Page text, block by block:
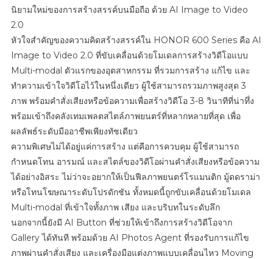
แท่น
600
AI
Friend
นิยามใหม่ของการสร้างสรรค์บนมือถือ ด้วย AI Image to Video
2.0
หัวใจสำคัญของความคิดสร้างสรรค์ใน HONOR 600 Series คือ AI
Image to Video 2.0 ที่ขับเคลื่อนด้วยโมเดลการสร้างวิดีโอแบบ
Multi-modal ตัวแรกของอุตสาหกรรม ที่รวมการสร้าง แก้ไข และ
ทำความเข้าใจวิดีโอไว้ในหนึ่งเดียว ผู้ใช้สามารถรวมภาพสูงสุด 3
ภาพ พร้อมคำสั่งเสียงหรือข้อความเพื่อสร้างวิดีโอ 3-8 วินาทีที่น่าทึ่ง
พร้อมเข้าถึงคลังเทมเพลตสไตล์ภาพยนตร์ที่หลากหลายที่สุด เพื่อ
ผลลัพธ์ระดับมืออาชีพเพียงทัชเดียว
ความพิเศษไม่ได้อยู่แค่การสร้าง แต่คือการควบคุม ผู้ใช้สามารถ
กำหนดโทน อารมณ์ และสไตล์ของวิดีโอผ่านคำสั่งเสียงหรือข้อความ
ได้อย่างอิสระ ไม่ว่าจะอยากให้เป็นฟีลภาพยนตร์โรแมนติก มู้ดดราม่า
หรือโทนโฆษณาระดับโปรดักชัน ทั้งหมดนี้ถูกขับเคลื่อนด้วยโมเดล
Multi-modal ที่เข้าใจทั้งภาพ เสียง และบริบทในระดับลึก
นอกจากนี้ยังมี AI Button ที่ช่วยให้เข้าถึงการสร้างวิดีโอจาก
Gallery ได้ทันที พร้อมด้วย AI Photos Agent ที่รองรับการแก้ไข
ภาพผ่านคำสั่งเสียง และเครื่องมือแต่งภาพแบบเคลื่อนไหว Moving